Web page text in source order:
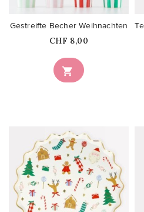

Gestreifte Becher Weihnachten
Price
CHF 8,00
favorite_border